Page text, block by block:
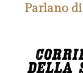
Parlano